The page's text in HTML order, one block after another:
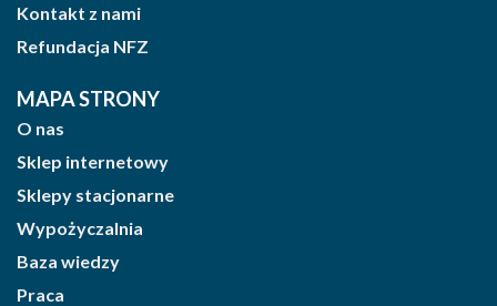
Kontakt z nami
Refundacja NFZ
MAPA STRONY
O nas
Sklep internetowy
Sklepy stacjonarne
Wypożyczalnia
Baza wiedzy
Praca